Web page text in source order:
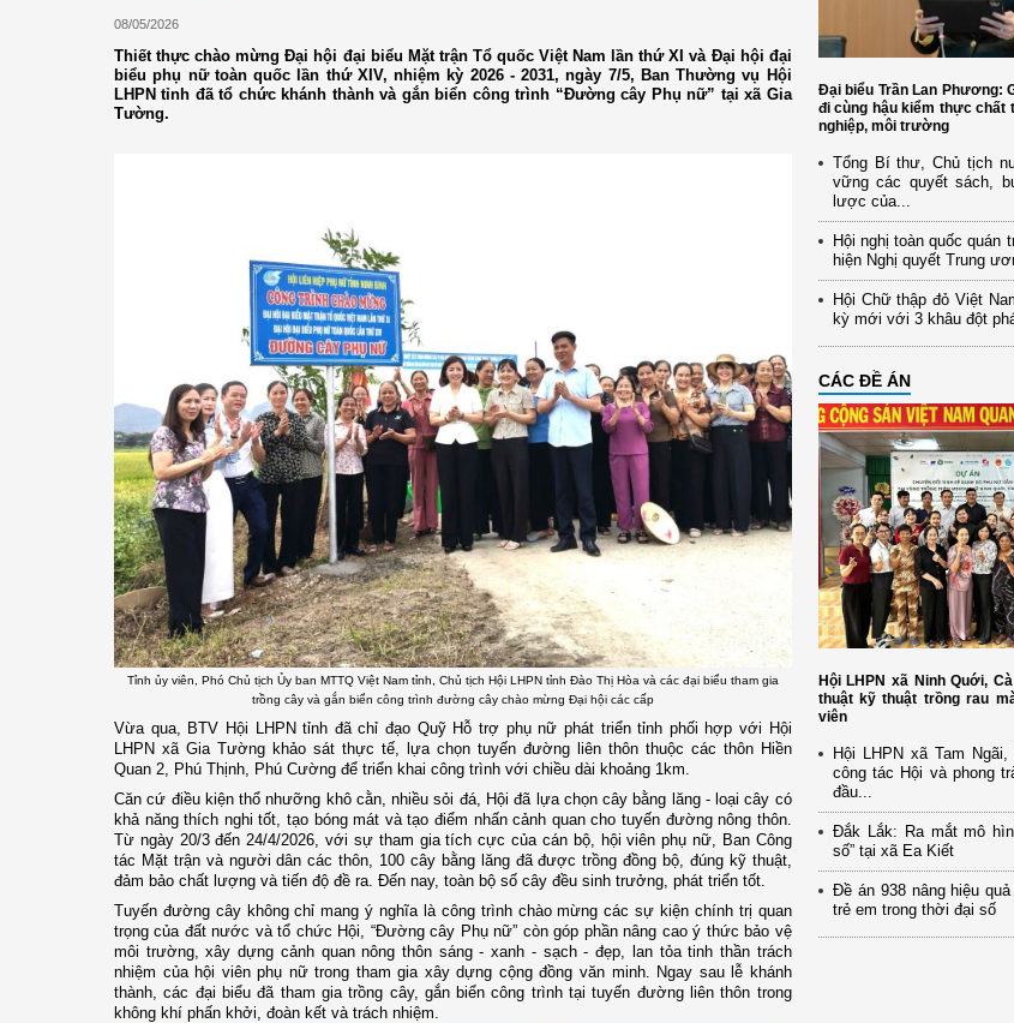
08/05/2026
Thiết thực chào mừng Đại hội đại biểu Mặt trận Tổ quốc Việt Nam lần thứ XI và Đại hội đại
biểu phụ nữ toàn quốc lần thứ XIV, nhiệm kỳ 2026 - 2031, ngày 7/5, Ban Thường vụ Hội
LHPN tỉnh đã tổ chức khánh thành và gắn biển công trình “Đường cây Phụ nữ” tại xã Gia
Tường.
Tỉnh ủy viên, Phó Chủ tịch Ủy ban MTTQ Việt Nam tỉnh, Chủ tịch Hội LHPN tỉnh Đào Thị Hòa và các đại biểu tham gia
trồng cây và gắn biển công trình đường cây chào mừng Đại hội các cấp
Vừa qua,
BTV Hội LHPN tỉnh đã chỉ đạo Quỹ Hỗ trợ phụ nữ phát triển tỉnh phối hợp với Hội
LHPN xã Gia Tường khảo sát thực tế, lựa chọn tuyến đường liên thôn thuộc các thôn Hiền
Quan 2, Phú Thịnh, Phú Cường để triển khai công trình với chiều dài khoảng 1km.
Căn cứ điều kiện thổ nhưỡng khô cằn, nhiều sỏi đá, Hội đã lựa chọn cây bằng lăng - loại cây có
khả năng thích nghi tốt, tạo bóng mát và tạo điểm nhấn cảnh quan cho tuyến đường nông thôn.
Từ ngày 20/3 đến 24/4/2026, với sự tham gia tích cực của cán bộ, hội viên phụ nữ, Ban Công
tác Mặt trận và người dân các thôn, 100 cây bằng lăng đã được trồng đồng bộ, đúng kỹ thuật,
đảm bảo chất lượng và tiến độ đề ra. Đến nay, toàn bộ số cây đều sinh trưởng, phát triển tốt.
Tuyến đường cây không chỉ mang ý nghĩa là công trình chào mừng các sự kiện chính trị quan
trọng của đất nước và tổ chức Hội, “Đường cây Phụ nữ” còn góp phần nâng cao ý thức bảo vệ
môi trường, xây dựng cảnh quan nông thôn sáng - xanh - sạch - đẹp, lan tỏa tinh thần trách
nhiệm của hội viên phụ nữ trong tham gia xây dựng cộng đồng văn minh.
Ngay sau lễ khánh
thành, các đại biểu đã tham gia trồng cây, gắn biển công trình tại tuyến đường liên thôn trong
không khí phấn khởi, đoàn kết và trách nhiệm.
Đại biểu Trần Lan Phương:
đi cùng hậu kiểm thực chất
nghiệp, môi trường
Tổng Bí thư, Chủ tịch
vững các quyết sách,
lược của...
Hội nghị toàn quốc quán
hiện Nghị quyết Trung
Hội Chữ thập đỏ Việt
kỳ mới với 3 khâu đột
CÁC ĐỀ ÁN
Hội LHPN xã Ninh Quới,
thuật kỹ thuật trồng rau
viên
Hội LHPN xã Tam
công tác Hội và phong
đầu...
Đắk Lắk: Ra mắt mô
số” tại xã Ea Kiết
Đề án 938 nâng hiệu
trẻ em trong thời đại số